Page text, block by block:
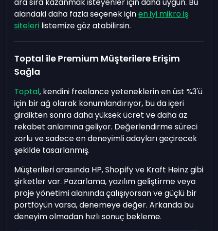
alandaki daha fazla seçenek içinen iyi mikro iş
siteleri listemize göz atabilirsin.
Toptal ile Premium Müşterilere Erişim
Sağla
Toptal, kendini freelance yeteneklerin en üst %3'ü
için bir ağ olarak konumlandırıyor, bu da içeri
girdikten sonra daha yüksek ücret ve daha az
rekabet anlamına geliyor. Değerlendirme süreci
zorlu ve sadece en deneyimli adayları geçirecek
şekilde tasarlanmış.
Müşterileri arasında HP, Shopify ve Kraft Heinz gibi
şirketler var. Pazarlama, yazılım geliştirme veya
proje yönetimi alanında çalışıyorsan ve güçlü bir
portföyün varsa, denemeye değer. Arkanda bu
deneyim olmadan hızlı sonuç bekleme.